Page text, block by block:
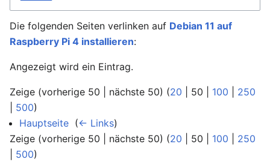
Die folgenden Seiten verlinken auf Debian 11 auf
Raspberry Pi 4 installieren:
Angezeigt wird ein Eintrag.
Zeige (vorherige 50 nächste 50) (20 50 100
250
500)
Hauptseite (← Links)
Zeige (vorherige 50 nächste 50) (20 50 100
250
500)